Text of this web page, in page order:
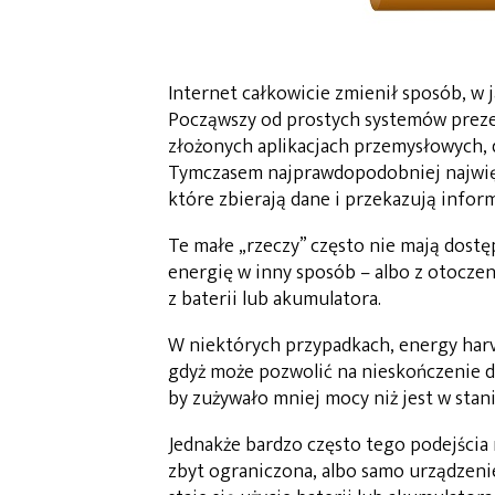
Internet całkowicie zmienił sposób,
Począwszy od prostych systemów
złożonych aplikacjach
Tymczasem najprawdopodobniej
które zbierają dane i przekazują
Te małe „rzeczy” często nie mają
energię w inny sposób – albo z
z baterii lub akumulatora.
W niektórych przypadkach, energy
gdyż może pozwolić na nieskończenie
by zużywało mniej mocy niż jest w
Jednakże bardzo często tego
zbyt ograniczona, albo samo